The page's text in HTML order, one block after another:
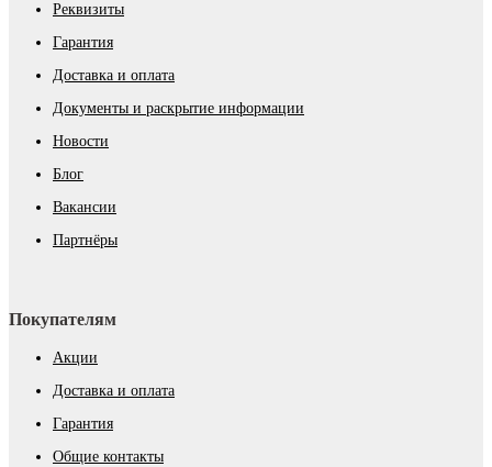
Реквизиты
Гарантия
Доставка и оплата
Документы и раскрытие информации
Новости
Блог
Вакансии
Партнёры
Покупателям
Акции
Доставка и оплата
Гарантия
Общие контакты